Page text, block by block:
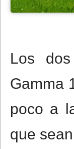
Los
Gamma
poco a
que